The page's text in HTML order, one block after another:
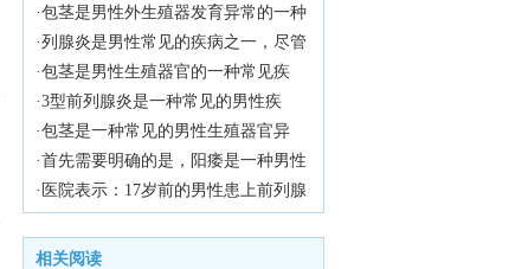
无法暴露出阴茎头部。尽管包茎在儿
童时期很常见，但它可能会引起一些
潜在的健康问题。医院将探讨一下10
岁小男孩包茎的症状以及可能的治疗
方法。
上，阳痿也称为勃起功能障碍，简称
为ED，是男性性功能障碍的一种常见
类型。近年来，随着生活方式的改变
和心理压力的增加，阳痿的患病率也
不断上升，给许多男性带来了不少困
扰。
常，尤其在幼儿时期更为常见。对于4
岁男宝来说，包茎症状可能会引起家
长的担忧和不安。医院将详细介绍包
茎的症状，并为家长提供解决方法，
以帮助他们更好地理解和处理这一问
题。
·包茎是男性外生殖器发育异常的一种
常见情况，通常在婴儿时期就可以观
察到。包茎是指男性的包皮无法完全
向后拉开，从而无法暴露龟头。在5岁
的孩子身上，包茎的症状可能会更加
明显。
·列腺炎是男性常见的疾病之一，尽管
多发于成年男性，但也有少数青少年
患者。本文将探讨17岁前列腺炎的原
因，并提供一些预防措施，帮助读者
了解并预防这一疾病。
·包茎是男性生殖器官的一种常见疾
病，特别是在儿童中。9岁的包茎症状
可能会引起家长的担忧和孩子的不
适，因此及早了解、正确对待这一问
题至关重要。医院将为您详细介绍9岁
的健康成长。
·3型前列腺炎是一种常见的男性疾
病，它主要是由于多种原因引起的。
医院将详细介绍一下3型前列腺炎的原
因。
·包茎是一种常见的男性生殖器官异
常，通常在出生后不久就能够观察
到。对于一个6岁的男孩来说，包茎可
讨一下6岁儿童包茎的症状以及可能的
·首先需要明确的是，阳痿是一种男性
性功能障碍，其主要表现是没发达到
快或过多。因此，5分钟射精算不上阳
·医院表示：17岁前的男性患上前列腺
方面。
相关阅读